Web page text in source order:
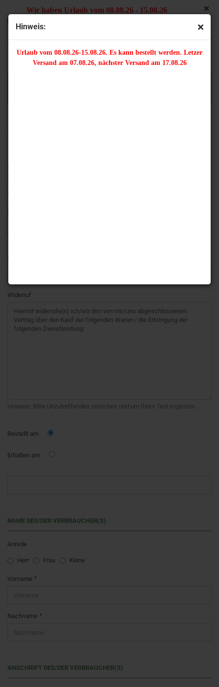
Hinweis:
Urlaub vom 08.08.26-15.08.26. Es kann bestellt werden. Letzer
Versand am 07.08.26, nächster Versand am 17.08.26
Wir haben Urlaub vom 08.08.26 - 15.08.26
Es kann bestellt werden. Letzter Versand am 07.08.26,
Widerruf
An
Deutschland
Bestell-Nr.
Widerruf
Hinweis: Bitte Unzutreffendes streichen und um Ihren Text ergänzen.
Bestellt am
Erhalten am
NAME DES/DER VERBRAUCHER(S)
Anrede
Herr Frau Keine
Vorname
Nachname
ANSCHRIFT DES/DER VERBRAUCHER(S)